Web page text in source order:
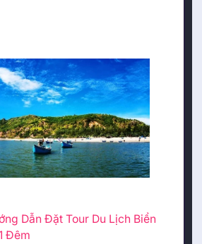
Dẫn Đặt Tour Du Lịch Biển
Đêm